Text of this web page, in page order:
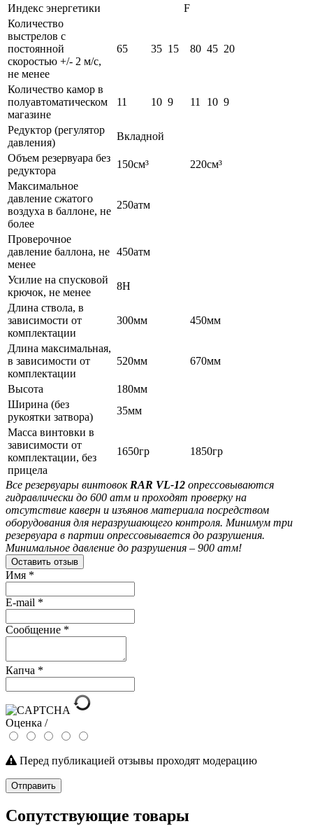
Индекс энергетики
F
Количество
выстрелов с
постоянной
скоростью +/- 2 м/с,
не менее
65 35 15 80 45 20
Количество камор в
полуавтоматическом
магазине
11 10 9 11 10 9
Редуктор (регулятор
давления)
Вкладной
Объем резервуара без
редуктора
150см³
220см³
Максимальное
давление сжатого
воздуха в баллоне, не
более
250атм
Проверочное
давление баллона, не
менее
450атм
Усилие на спусковой
крючок, не менее
8Н
Длина ствола, в
зависимости от
комплектации
300мм 450мм
Длина максимальная,
в зависимости от
комплектации
520мм 670мм
Высота
180мм
Ширина (без
рукоятки затвора)
35мм
Масса винтовки в
зависимости от
комплектации, без
прицела
1650гр 1850гр
Все резервуары винтовок RAR VL-12 опрессовываются
гидравлически до 600 атм и проходят проверку на
отсутствие каверн и изъянов материала посредством
оборудования для неразрушающего контроля. Минимум три
резервуара в партии опрессовывается до разрушения.
Минимальное давление до разрушения – 900 атм!
Оставить отзыв
Имя *
E-mail *
Сообщение *
Капча *
Оценка /
Перед публикацией отзывы проходят модерацию
Отправить
Сопутствующие товары